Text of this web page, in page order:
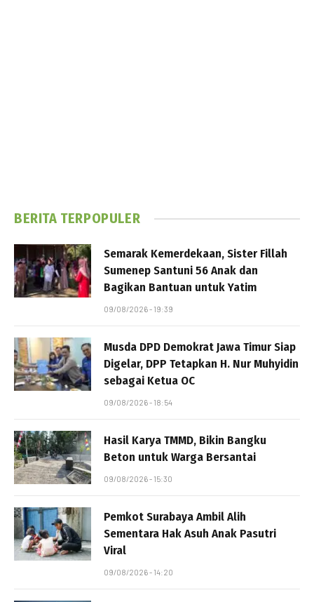
BERITA TERPOPULER
Semarak Kemerdekaan, Sister Fillah
Sumenep Santuni 56 Anak dan
Bagikan Bantuan untuk Yatim
09/08/2026 - 19:39
Musda DPD Demokrat Jawa Timur Siap
Digelar, DPP Tetapkan H. Nur Muhyidin
sebagai Ketua OC
09/08/2026 - 18:54
Hasil Karya TMMD, Bikin Bangku
Beton untuk Warga Bersantai
09/08/2026 - 15:30
Pemkot Surabaya Ambil Alih
Sementara Hak Asuh Anak Pasutri
Viral
09/08/2026 - 14:20